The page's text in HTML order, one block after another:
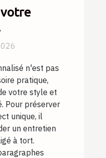
conseils
n'est pas
pratique,
votre style et
Pour préserver
unique, il
un entretien
à tort.